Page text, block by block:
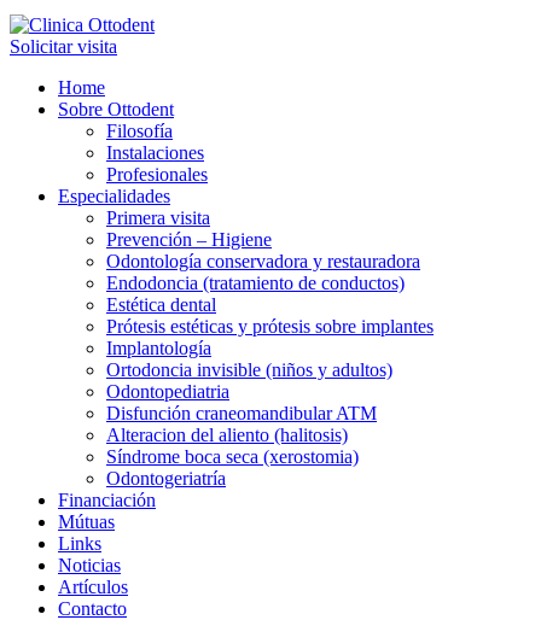
Clinica Ottodent
Solicitar visita
Home
Sobre Ottodent
Filosofía
Instalaciones
Profesionales
Especialidades
Primera visita
Prevención – Higiene
Odontología conservadora y restauradora
Endodoncia (tratamiento de conductos)
Estética dental
Prótesis estéticas y prótesis sobre implantes
Implantología
Ortodoncia invisible (niños y adultos)
Odontopediatria
Disfunción craneomandibular ATM
Alteracion del aliento (halitosis)
Síndrome boca seca (xerostomia)
Odontogeriatría
Financiación
Mútuas
Links
Noticias
Artículos
Contacto